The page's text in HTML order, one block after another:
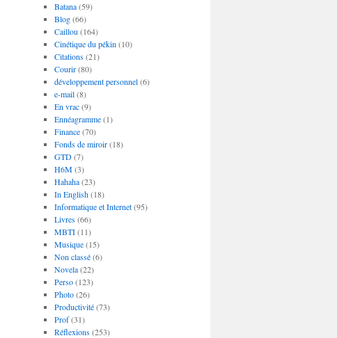
Batana(59)
Blog(66)
Caillou (164)
Cinétique du pékin (10)
Citations(21)
Courir(80)
développement personnel(6)
e-mail(8)
En vrac(9)
Ennéagramme(1)
Finance(70)
Fonds de miroir(18)
GTD(7)
H6M(3)
Hahaha(23)
In English(18)
Informatique et Internet(95)
Livres(66)
MBTI(11)
Musique(15)
Non classé(6)
Novela(22)
Perso(123)
Photo(26)
Productivité(73)
Prof(31)
Réflexions(253)